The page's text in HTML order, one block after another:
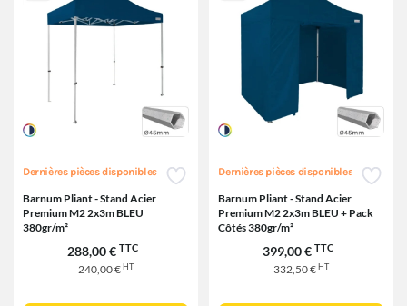
Dernières pièces disponibles
Barnum Pliant - Stand Acier
Premium M2 2x3m BLEU
380gr/m²
288,00 € TTC
240,00 €HT
Dernières pièces disponibles
Barnum Pliant - Stand Acier
Premium M2 2x3m BLEU + Pack
Côtés 380gr/m²
399,00 € TTC
332,50 €HT